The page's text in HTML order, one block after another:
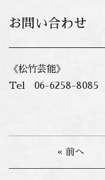
お問い合わせ
《松竹芸能》
Tel 06-6258-8085
« 前へ